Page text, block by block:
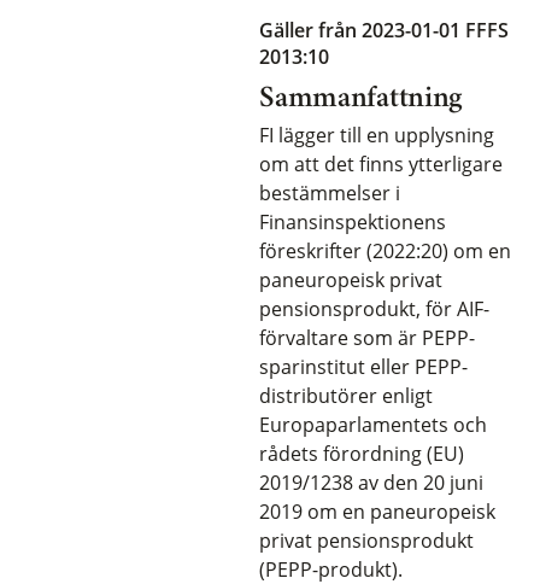
Gäller från 2023-01-01 FFFS
2013:10
Sammanfattning
FI lägger till en upplysning
om att det finns ytterligare
bestämmelser i
Finansinspektionens
föreskrifter (2022:20) om en
paneuropeisk privat
pensionsprodukt, för AIF-
förvaltare som är PEPP-
sparinstitut eller PEPP-
distributörer enligt
Europaparlamentets och
rådets förordning (EU)
2019/1238 av den 20 juni
2019 om en paneuropeisk
privat pensionsprodukt
(PEPP-produkt).